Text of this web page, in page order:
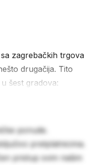
zagrebačkih trgova
drugačija. Tito
šest gradova:
ponude.
pretplatnicima.
pristup svim našim